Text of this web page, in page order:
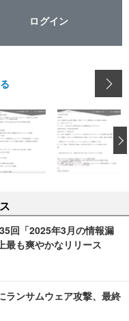
ログイン
回「2025年3月の情報漏
最も爽やかなリリース
ランサムウェア攻撃、最終